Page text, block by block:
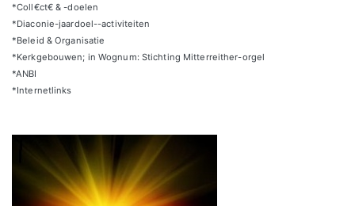
*Coll€ct€ & -doelen
*Diaconie-jaardoel--activiteiten
*Beleid & Organisatie
*Kerkgebouwen; in Wognum: Stichting Mitterreither-orgel
*ANBI
*Internetlinks